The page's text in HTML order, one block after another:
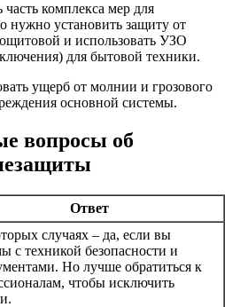
комплекса мер для
нужно установить защиту от
и использовать УЗО
для бытовой техники.
ущерб от молнии и грозового
основной системы.
вопросы об
Ответ
случаях – да, если вы
с техникой безопасности и
Но лучше обратиться к
чтобы исключить